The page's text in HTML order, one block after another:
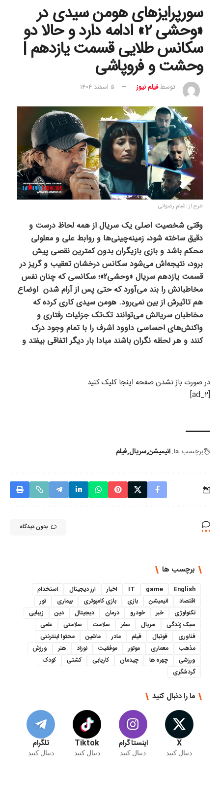
در صورت باز نشدن صفحه اینجا کلیک کنید
[ad_۲]
برچسب ها:انیمیشنسریال فیلم
بدون دیدگاه
برچسب ها
English
game
IT اخبار ارز دیجیتال
استخدام
اقتصاد
انیمیشن بازی بازی کامپوتری بیماری
تور
تکنولوژی
خبر خودرو درمان دیجیتال دین
زیبایی
سبک زندگی
سریال سفر سلامت سلامتی
علمی
فناوری
فوتبال فیلم مادر ماشین
محتوا اینترنتی
مذهب
معماری موتور موفقیت نوزاد هنر
ورزش
ورزشی
چهره ها چیدمان کاریابی کشتی
کودک
گردشگری
ما را دنبال کنید
X
دنبال کنید
اینستاگرام
دنبال کنید
Tiktok
دنبال کنید
تلگرام
دنبال کنید